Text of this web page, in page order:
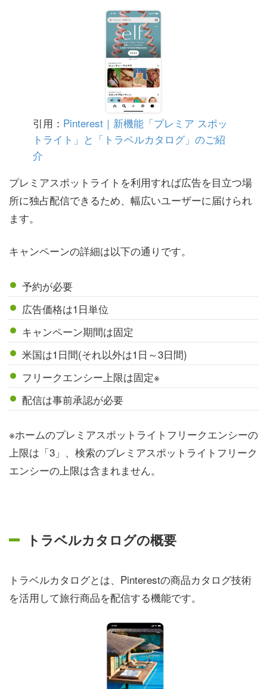
引用： Pinterest｜新機能「プレミア スポッ
トライト」と「トラベルカタログ」のご紹
介
プレミアスポットライトを利用すれば広告を目立つ場
所に独占配信できるため、幅広いユーザーに届けられ
ます。
キャンペーンの詳細は以下の通りです。
予約が必要
広告価格は1日単位
キャンペーン期間は固定
米国は1日間(それ以外は1日～3日間)
フリークエンシー上限は固定※
配信は事前承認が必要
※ホームのプレミアスポットライトフリークエンシーの
上限は「3」、検索のプレミアスポットライトフリーク
エンシーの上限は含まれません。
トラベルカタログの概要
トラベルカタログとは、Pinterestの商品カタログ技術
を活用して旅行商品を配信する機能です。